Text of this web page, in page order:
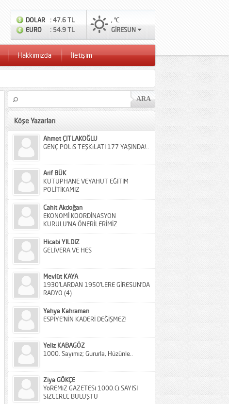
DOLAR
: 47.6 TL
EURO
: 54.9 TL
, °C
GİRESUN
Hakkımızda İletişim
Köşe Yazarları
Ahmet ÇITLAKOĞLU
GENÇ POLiS TEŞKiLATI 177 YAŞINDA!..
Arif BÜK
KÜTÜPHANE VEYAHUT EĞİTİM
POLİTİKAMIZ
Cahit Akdoğan
EKONOMİ KOORDİNASYON
KURULU’NA ÖNERİLERİMİZ
Hicabi YILDIZ
GELİVERA VE HES
Mevlüt KAYA
1930’LARDAN 1950’LERE GİRESUN’DA
RADYO (4)
Yahya Kahraman
ESPİYE’NİN KADERİ DEĞİŞMEZ!
Yeliz KABAGÖZ
1000. Sayımız; Gururla, Hüzünle..
Ziya GÖKÇE
YöREMiZ GAZETESi 1000.Ci SAYISI
SiZLERLE BULUŞTU